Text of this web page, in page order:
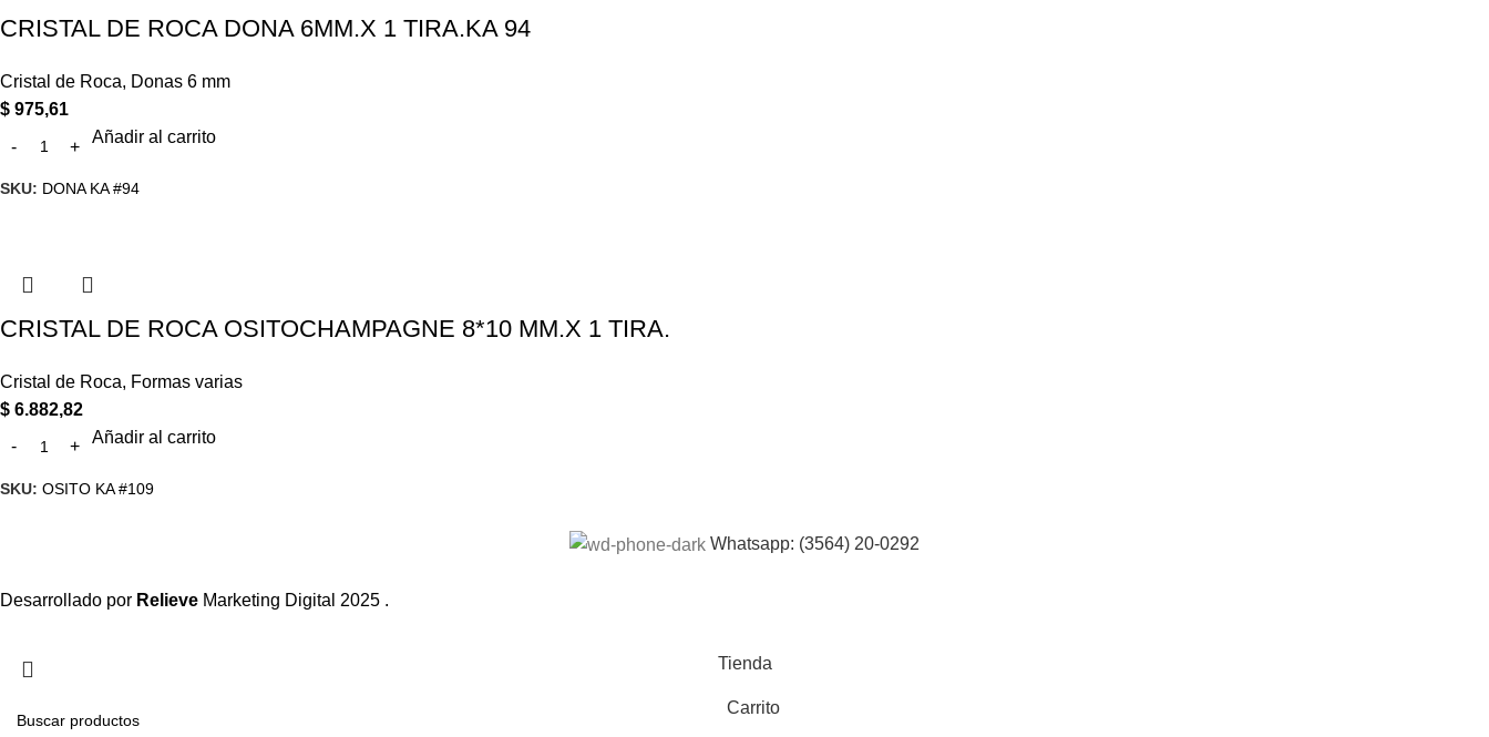
CRISTAL DE ROCA DONA 6MM.X 1 TIRA.KA 94
Cristal de Roca, Donas 6 mm
$ 975,61
Añadir al carrito
SKU: DONA KA #94
CRISTAL DE ROCA OSITOCHAMPAGNE 8*10 MM.X 1 TIRA.
Cristal de Roca, Formas varias
$ 6.882,82
Añadir al carrito
SKU: OSITO KA #109
Whatsapp: (3564) 20-0292
Desarrollado por Relieve Marketing Digital 2025 .
Tienda
Carrito